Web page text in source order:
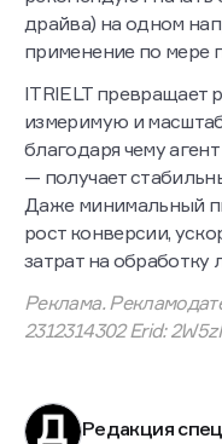
драйва) на одном
применение по мере
ITRIELT превращает
измеримую и
благодаря чему
— получает
Даже минимальный
рост конверсии,
затрат на обработку
Реклама.
2312314302 Erid:
Редакция